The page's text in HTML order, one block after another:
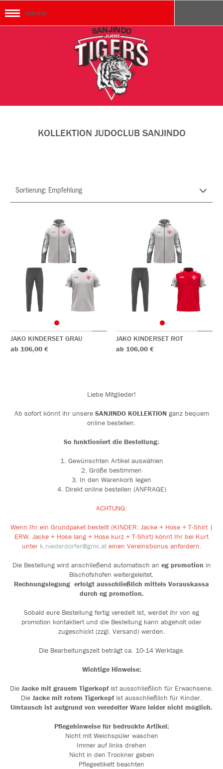
Judoclub
KOLLEKTION JUDOCLUB SANJINDO
JAKO KINDERSET GRAU
ab 106,00 €
JAKO KINDERSET ROT
ab 106,00 €
Liebe Mitglieder!
Ab sofort könnt ihr unsere SANJINDO KOLLEKTION ganz bequem
online bestellen.
So funktioniert die Bestellung:
1. Gewünschten Artikel auswählen
2. Größe bestimmen
3. In den Warenkorb legen
4. Direkt online bestellen (ANFRAGE)
ACHTUNG:
Wenn Ihr ein Grundpaket bestellt (KINDER: Jacke + Hose + T-Shirt |
ERW. Jacke + Hose lang + Hose kurz + T-Shirt) könnt Ihr bei Kurt
unter k.niederdorfer@gmx.ateinen Vereinsbonus anfordern.
Die Bestellung wird anschließend automatisch an eg promotion in
Bischofshofen weitergeleitet.
Rechnungslegung erfolgt ausschließlich mittels Vorauskassa
durch eg promotion.
Sobald eure Bestellung fertig veredelt ist, werdet ihr von eg
promotion kontaktiert und die Bestellung kann abgeholt oder
zugeschickt (zzgl. Versand) werden.
Die Bearbeitungszeit beträgt ca. 10-14 Werktage.
Wichtige Hinweise:
Die Jacke mit grauem Tigerkopfist ausschließlich für Erwachsene.
Die Jacke mit rotem Tigerkopfist ausschließlich für Kinder.
Umtausch ist aufgrund von veredelter Ware leider nicht möglich.
Pflegehinweise für bedruckte Artikel:
Nicht mit Weichspüler waschen
Immer auf links drehen
Nicht in den Trockner geben
Pflegeetikett beachten